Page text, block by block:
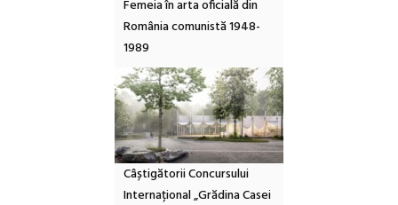
Femeia în arta oficială din
România comunistă 1948-
1989
Câștigătorii Concursului
Internațional „Grădina Casei